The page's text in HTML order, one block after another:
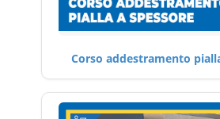
Corso addestramento